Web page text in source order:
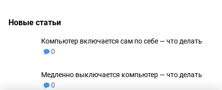
Новые статьи
Компьютер включается сам по себе — что делать
0
Медленно выключается компьютер — что делать
0